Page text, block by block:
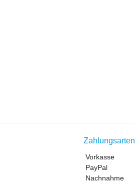
Zahlungsarten
Vorkasse
PayPal
Nachnahme